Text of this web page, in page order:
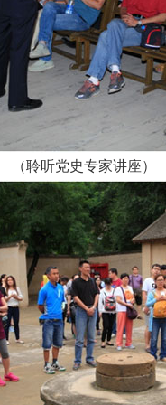
（聆听党史专家讲座）